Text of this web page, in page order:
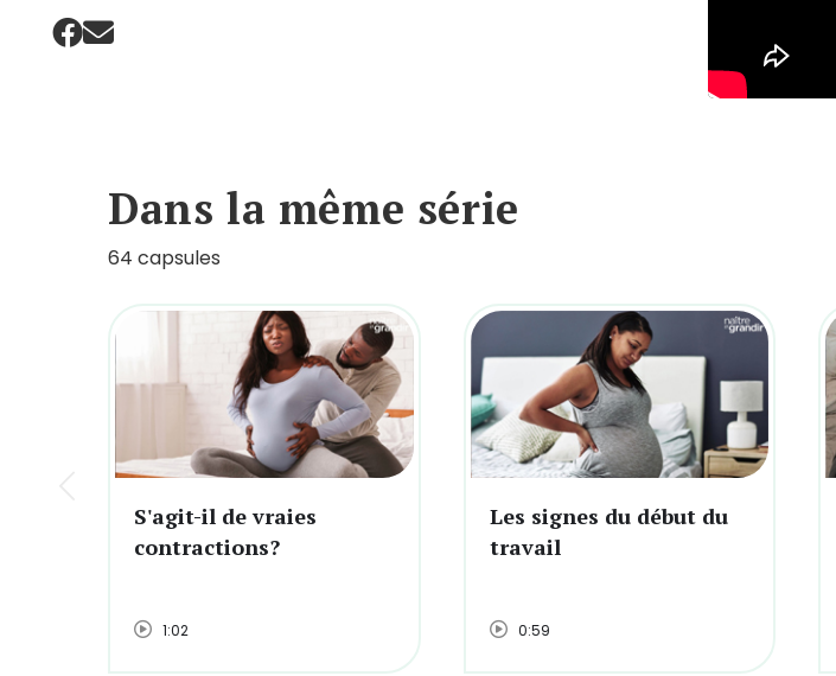
Dans la même série
64 capsules
S'agit-il de vraies
contractions?
1:02
Les signes du début du
travail
0:59